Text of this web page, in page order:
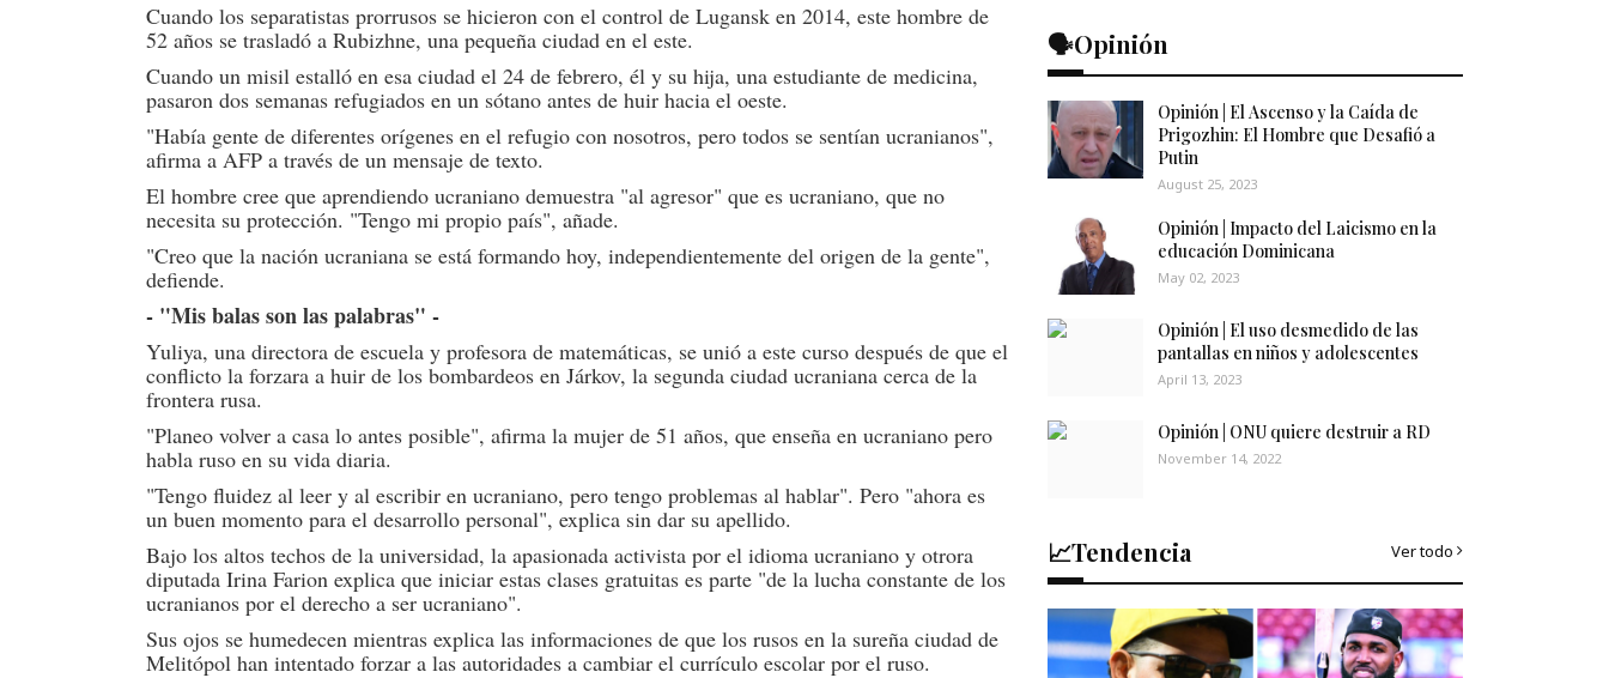
Cuando los separatistas prorrusos se hicieron con el control de Lugansk en 2014, este hombre de
52 años se trasladó a Rubizhne, una pequeña ciudad en el este.
Cuando un misil estalló en esa ciudad el 24 de febrero, él y su hija, una estudiante de medicina,
pasaron dos semanas refugiados en un sótano antes de huir hacia el oeste.
"Había gente de diferentes orígenes en el refugio con nosotros, pero todos se sentían ucranianos",
afirma a AFP a través de un mensaje de texto.
El hombre cree que aprendiendo ucraniano demuestra "al agresor" que es ucraniano, que no
necesita su protección. "Tengo mi propio país", añade.
"Creo que la nación ucraniana se está formando hoy, independientemente del origen de la gente",
defiende.
- "Mis balas son las palabras" -
Yuliya, una directora de escuela y profesora de matemáticas, se unió a este curso después de que el
conflicto la forzara a huir de los bombardeos en Járkov, la segunda ciudad ucraniana cerca de la
frontera rusa.
"Planeo volver a casa lo antes posible", afirma la mujer de 51 años, que enseña en ucraniano pero
habla ruso en su vida diaria.
"Tengo fluidez al leer y al escribir en ucraniano, pero tengo problemas al hablar". Pero "ahora es
un buen momento para el desarrollo personal", explica sin dar su apellido.
Bajo los altos techos de la universidad, la apasionada activista por el idioma ucraniano y otrora
diputada Irina Farion explica que iniciar estas clases gratuitas es parte "de la lucha constante de los
ucranianos por el derecho a ser ucraniano".
Sus ojos se humedecen mientras explica las informaciones de que los rusos en la sureña ciudad de
Melitópol han intentado forzar a las autoridades a cambiar el currículo escolar por el ruso.
🗣️Opinión
Opinión | El Ascenso y la Caída de
Prigozhin: El Hombre que Desafió a
Putin
August 25, 2023
Opinión | Impacto del Laicismo en la
educación Dominicana
May 02, 2023
Opinión | El uso desmedido de las
pantallas en niños y adolescentes
April 13, 2023
Opinión | ONU quiere destruir a RD
November 14, 2022
📈Tendencia Ver todo